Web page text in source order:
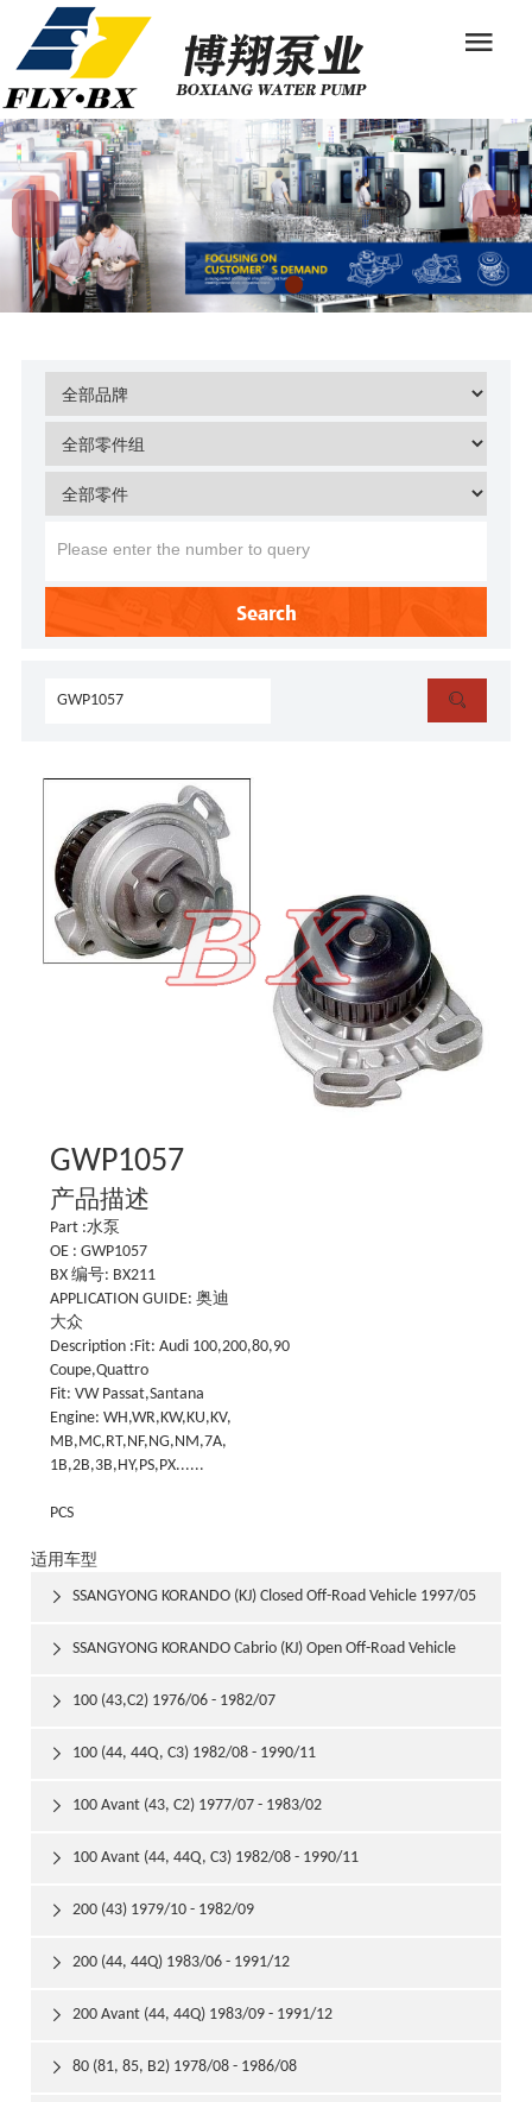
Search

GWP1057
产品描述
Part :水泵
OE : GWP1057
BX 编号: BX211
APPLICATION GUIDE: 奥迪
大众
Description :Fit: Audi 100,200,80,90
Coupe,Quattro
Fit: VW Passat,Santana
Engine: WH,WR,KW,KU,KV,
MB,MC,RT,NF,NG,NM,7A,
1B,2B,3B,HY,PS,PX......
PCS
适用车型
SSANGYONG KORANDO (KJ) Closed Off-Road Vehicle 1997/05

SSANGYONG KORANDO Cabrio (KJ) Open Off-Road Vehicle
1997/11

100 (43,C2) 1976/06 - 1982/07

100 (44, 44Q, C3) 1982/08 - 1990/11

100 Avant (43, C2) 1977/07 - 1983/02

100 Avant (44, 44Q, C3) 1982/08 - 1990/11

200 (43) 1979/10 - 1982/09

200 (44, 44Q) 1983/06 - 1991/12

200 Avant (44, 44Q) 1983/09 - 1991/12

80 (81, 85, B2) 1978/08 - 1986/08
